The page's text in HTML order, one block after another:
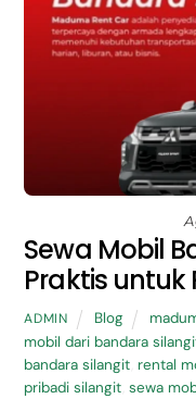
Sewa Mobil
Praktis untuk
ADMIN Blog
mobil dari bandara
bandara silangit rental
pribadi silangit ,sewa